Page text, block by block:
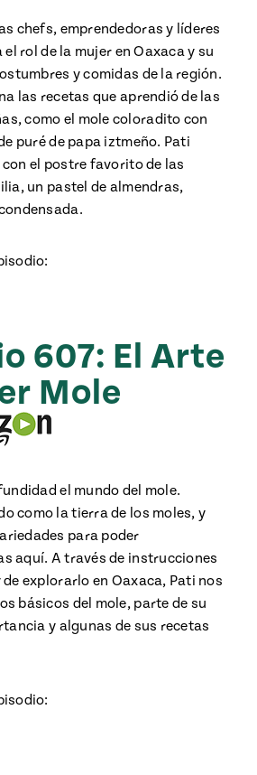
chefs, emprendedoras y líderes
rol de la mujer en Oaxaca y su
y comidas de la región.
las recetas que aprendió de las
como el mole coloradito con
puré de papa iztmeño. Pati
el postre favorito de las
un pastel de almendras,
607: El Arte
Mole
el mundo del mole.
como la tierra de los moles, y
para poder
aquí. A través de instrucciones
explorarlo en Oaxaca, Pati nos
básicos del mole, parte de su
y algunas de sus recetas